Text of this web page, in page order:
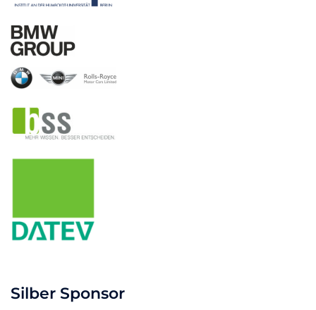
Silber Sponsor